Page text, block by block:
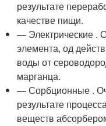
результате
качестве пищи.
— Электрические .
элемента, од
воды от
марганца.
— Сорбционные .
результате
веществ